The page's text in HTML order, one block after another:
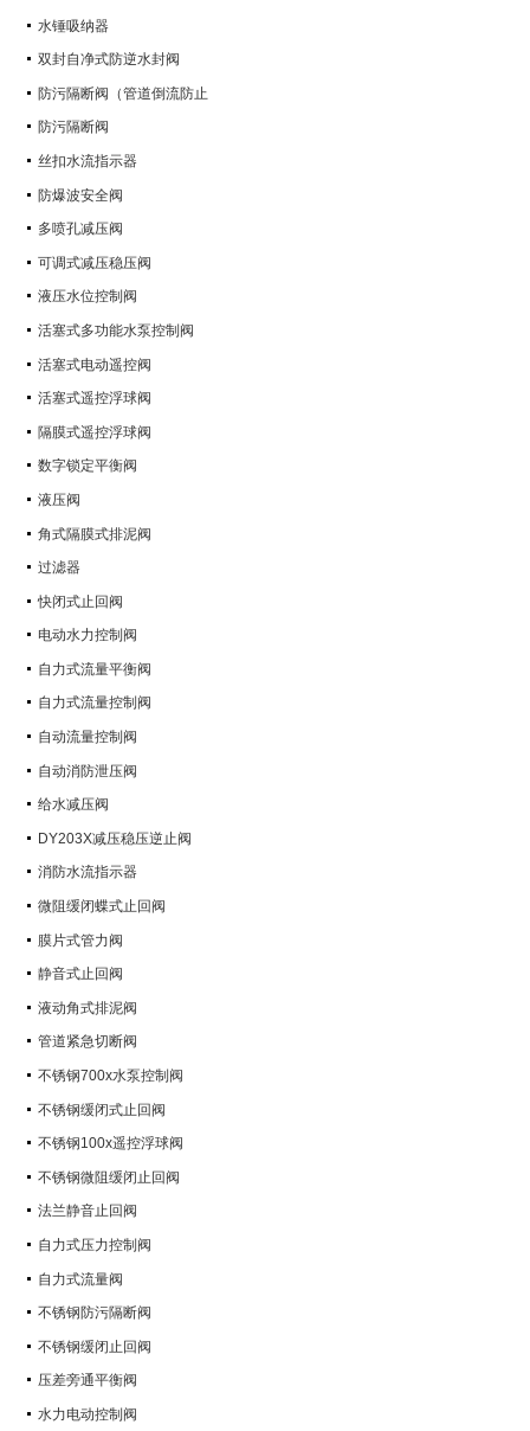
水锤吸纳器
双封自净式防逆水封阀
防污隔断阀（管道倒流防止
防污隔断阀
丝扣水流指示器
防爆波安全阀
多喷孔减压阀
可调式减压稳压阀
液压水位控制阀
活塞式多功能水泵控制阀
活塞式电动遥控阀
活塞式遥控浮球阀
隔膜式遥控浮球阀
数字锁定平衡阀
液压阀
角式隔膜式排泥阀
过滤器
快闭式止回阀
电动水力控制阀
自力式流量平衡阀
自力式流量控制阀
自动流量控制阀
自动消防泄压阀
给水减压阀
DY203X减压稳压逆止阀
消防水流指示器
微阻缓闭蝶式止回阀
膜片式管力阀
静音式止回阀
液动角式排泥阀
管道紧急切断阀
不锈钢700x水泵控制阀
不锈钢缓闭式止回阀
不锈钢100x遥控浮球阀
不锈钢微阻缓闭止回阀
法兰静音止回阀
自力式压力控制阀
自力式流量阀
不锈钢防污隔断阀
不锈钢缓闭止回阀
压差旁通平衡阀
水力电动控制阀